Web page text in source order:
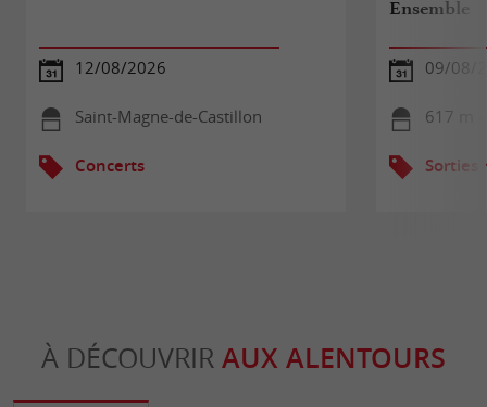
12/08/2026
Saint-Magne-de-Castillon
Concerts
Ensemble
09/08/
617 m
Sorties
À DÉCOUVRIR AUX ALENTOURS